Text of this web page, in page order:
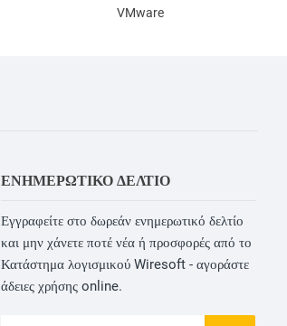
VMware
ΕΝΗΜΕΡΩΤΙΚΌ ΔΕΛΤΊΟ
Εγγραφείτε στο δωρεάν ενημερωτικό δελτίο
και μην χάνετε ποτέ νέα ή προσφορές από το
Κατάστημα λογισμικού Wiresoft - αγοράστε
άδειες χρήσης online.